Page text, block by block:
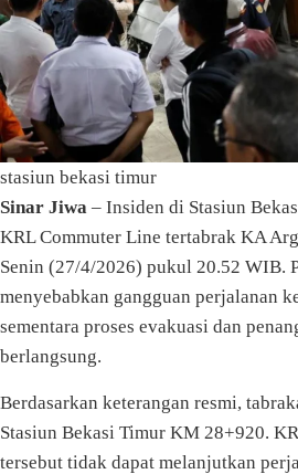
stasiun bekasi timur
Sinar Jiwa – Insiden di Stasiun
KRL Commuter Line tertabrak KA
Senin (27/4/2026) pukul 20.52 WIB.
menyebabkan gangguan perjalanan
sementara proses evakuasi dan
berlangsung.
Berdasarkan keterangan resmi,
Stasiun Bekasi Timur KM 28+920.
tersebut tidak dapat melanjutkan